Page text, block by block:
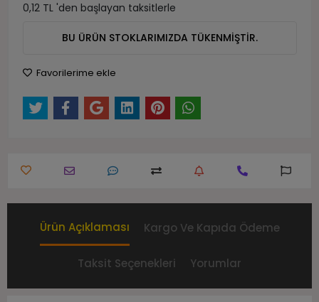
0,12 TL 'den başlayan taksitlerle
BU ÜRÜN STOKLARIMIZDA TÜKENMİŞTİR.
Favorilerime ekle
Ürün Açıklaması Kargo Ve Kapıda Ödeme
Taksit Seçenekleri Yorumlar